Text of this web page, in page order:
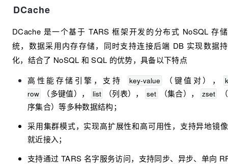
DCache
DCache 是一个基于 TARS 框架开发的分布式 NoSQL 存
统，数据采用内存存储，同时支持连接后端 DB 实现数据
化，结合了 NoSQL 和 SQL 的优势，具备以下特点
高性能存储引擎，支持
key-value （键值对），
row
（多键值）， list （列表）， set （集合）， zset
序集合）等多种数据结构；
采用集群模式，实现高扩展性和高可用性，支持异地镜
就近接入；
支持通过 TARS 名字服务访问，支持同步、异步、单向